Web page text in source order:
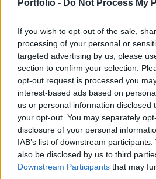
Portfolio - Do Not Process My
If you wish to opt-out of the sale,
processing of your personal or
targeted advertising by us, please
section to confirm your selection.
opt-out request is processed you
interest-based ads based on
us or personal information disclosed
your opt-out. You may separately
disclosure of your personal
IAB’s list of downstream
also be disclosed by us to third
Downstream Participants that may
Portfolio Investment Day
Investment Day 2026, ahol a piac
keressük a választ a befektetőket
kérdésekre. Meddig tarthat az AI-
következő évek nyertesei, mire
kötvény-, nyersanyag- és
érdemes portfóliót építeni egy
KEDVES OLVASÓNK!